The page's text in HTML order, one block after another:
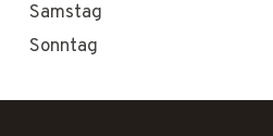
Samstag
Sonntag